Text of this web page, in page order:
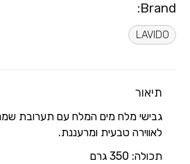
Brand:
LAVIDO
תיאור
גבישי מלח מים המלח עם תערובת
לאווירה טבעית ומרעננת.
תכולה: 350 גרם